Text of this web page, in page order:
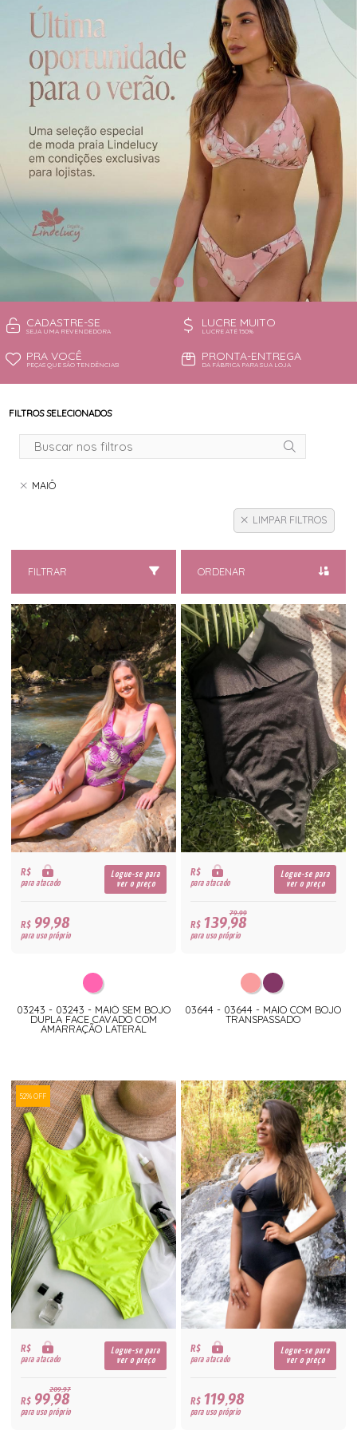
CONJUNTO
CONJUNTO BIQUÍNI
PIJAMA DE VERÃO
ROBE
TOP
TODOS DE OUTLET
CADASTRE-SE
SEJA UMA REVENDEDORA
LUCRE MUITO
LUCRE ATÉ 150%
PRA VOCÊ
PEÇAS QUE SÃO TENDÊNCIAS!
PRONTA-ENTREGA
DA FÁBRICA PARA SUA LOJA
FILTROS SELECIONADOS
MAIÔ
LIMPAR FILTROS
FILTRAR ORDENAR
R$
para atacado
Logue-se para
ver o preço
R$99,98
para uso próprio
03243 - 03243 - MAIÔ SEM BOJO
DUPLA FACE CAVADO COM
AMARRAÇÃO LATERAL
R$
para atacado
Logue-se para
ver o preço
79,99
R$139,98
para uso próprio
03644 - 03644 - MAIO COM BOJO
TRANSPASSADO
52% OFF
R$
para atacado
Logue-se para
ver o preço
209,97
R$99,98
para uso próprio
R$
para atacado
Logue-se para
ver o preço
R$119,98
para uso próprio